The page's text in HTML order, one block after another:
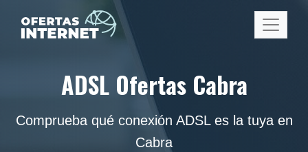
ADSL Ofertas Cabra
Comprueba qué conexión ADSL es la tuya en
Cabra